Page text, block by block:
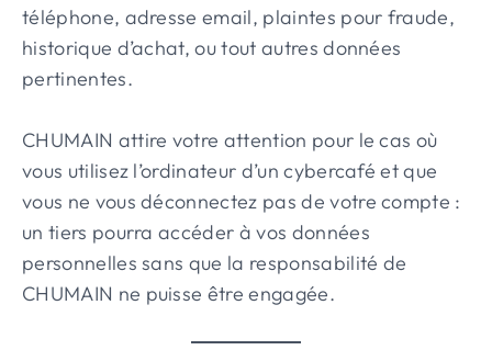
téléphone, adresse email, plaintes pour fraude,
historique d’achat, ou tout autres données
pertinentes.
CHUMAIN attire votre attention pour le cas où
vous utilisez l’ordinateur d’un cybercafé et que
vous ne vous déconnectez pas de votre compte :
un tiers pourra accéder à vos données
personnelles sans que la responsabilité de
CHUMAIN ne puisse être engagée.